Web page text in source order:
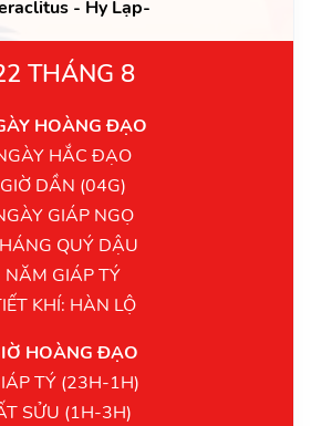
- Hy Lạp-
THÁNG 8
HOÀNG ĐẠO
HẮC ĐẠO
GIỜ DẦN (04G)
GIÁP NGỌ
QUÝ DẬU
NĂM GIÁP TÝ
KHÍ: HÀN LỘ
HOÀNG ĐẠO
TÝ (23H-1H)
SỬU (1H-3H)